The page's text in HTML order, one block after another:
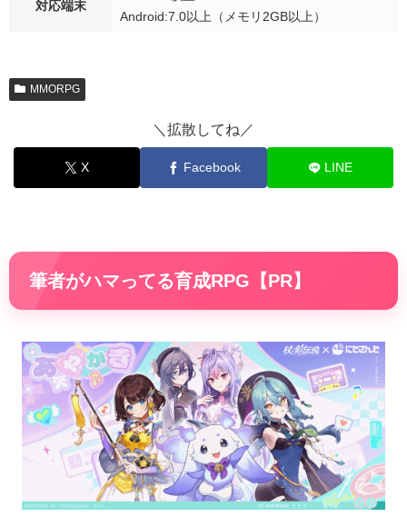
対応端末
Android:7.0以上（メモリ2GB以上）
MMORPG
＼拡散してね／
X Facebook LINE
筆者がハマってる育成RPG【PR】